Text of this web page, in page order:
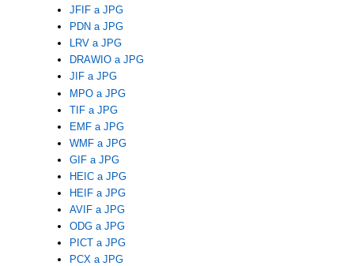
JFIF a JPG
PDN a JPG
LRV a JPG
DRAWIO a JPG
JIF a JPG
MPO a JPG
TIF a JPG
EMF a JPG
WMF a JPG
GIF a JPG
HEIC a JPG
HEIF a JPG
AVIF a JPG
ODG a JPG
PICT a JPG
PCX a JPG